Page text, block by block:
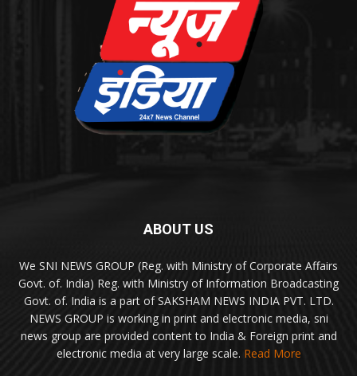
ABOUT US
We SNI NEWS GROUP (Reg. with Ministry of Corporate Affairs
Govt. of. India) Reg. with Ministry of Information Broadcasting
Govt. of. India is a part of SAKSHAM NEWS INDIA PVT. LTD.
NEWS GROUP is working in print and electronic media, sni
news group are provided content to India & Foreign print and
electronic media at very large scale. Read More